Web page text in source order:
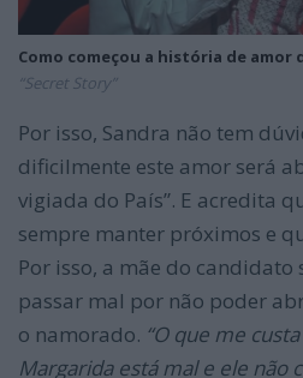
Como começou a história de amor
“Secret Story”
Por isso, Sandra não tem
dificilmente este amor será
vigiada do País”. E acredita
sempre manter próximos e
Por isso, a mãe do candidato
passar mal por não poder
o namorado. “O que me
Margarida está mal e ele não